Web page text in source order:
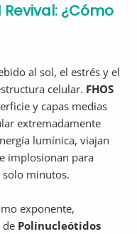
Revival: ¿Cómo
al sol, el estrés y el
celular. FHOS
y capas medias
extremadamente
lumínica, viajan
implosionan para
minutos.
exponente,
de Polinucleótidos